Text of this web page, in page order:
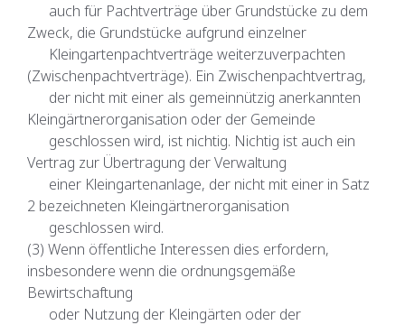
auch für Pachtverträge über Grundstücke zu dem
Zweck, die Grundstücke aufgrund einzelner
Kleingartenpachtverträge weiterzuverpachten
(Zwischenpachtverträge). Ein Zwischenpachtvertrag,
der nicht mit einer als gemeinnützig anerkannten
Kleingärtnerorganisation oder der Gemeinde
geschlossen wird, ist nichtig. Nichtig ist auch ein
Vertrag zur Übertragung der Verwaltung
einer Kleingartenanlage, der nicht mit einer in Satz
2 bezeichneten Kleingärtnerorganisation
geschlossen wird.
(3) Wenn öffentliche Interessen dies erfordern,
insbesondere wenn die ordnungsgemäße
Bewirtschaftung
oder Nutzung der Kleingärten oder der